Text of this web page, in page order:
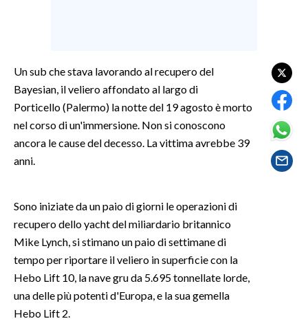
SPETTACOLI
NOTIZIE
EVENTI
#CARAUNIONE
Un sub che stava lavorando al recupero del
Bayesian, il veliero affondato al largo di
Porticello (Palermo) la notte del 19 agosto è morto
nel corso di un'immersione. Non si conoscono
ancora le cause del decesso. La vittima avrebbe 39
anni.
Sono iniziate da un paio di giorni le operazioni di
recupero dello yacht del miliardario britannico
Mike Lynch, si stimano un paio di settimane di
tempo per riportare il veliero in superficie con la
Hebo Lift 10, la nave gru da 5.695 tonnellate lorde,
una delle più potenti d'Europa, e la sua gemella
Hebo Lift 2.